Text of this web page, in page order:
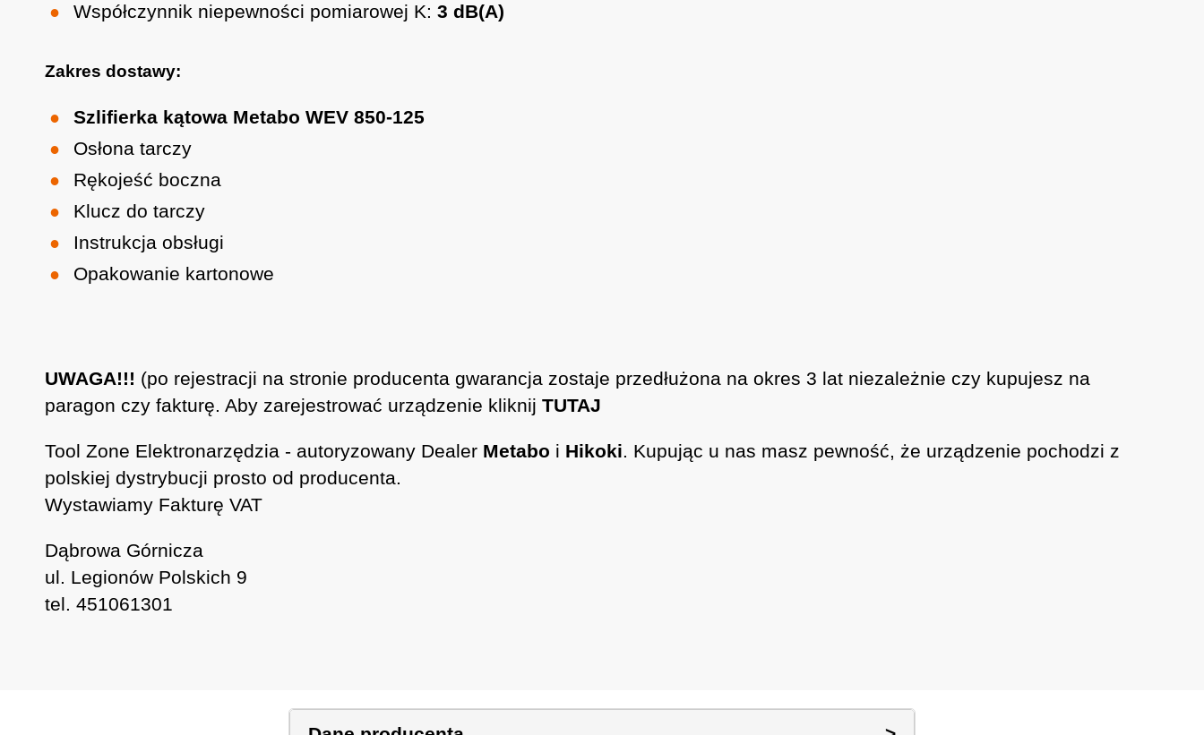
Współczynnik niepewności pomiarowej K: 3 dB(A)
Zakres dostawy:
Szlifierka kątowa Metabo WEV 850-125
Osłona tarczy
Rękojeść boczna
Klucz do tarczy
Instrukcja obsługi
Opakowanie kartonowe
UWAGA!!! (po rejestracji na stronie producenta gwarancja zostaje przedłużona na okres 3 lat niezależnie czy kupujesz na
paragon czy fakturę. Aby zarejestrować urządzenie kliknij TUTAJ
Tool Zone Elektronarzędzia - autoryzowany Dealer Metabo i Hikoki. Kupując u nas masz pewność, że urządzenie pochodzi z
polskiej dystrybucji prosto od producenta.
Wystawiamy Fakturę VAT
Dąbrowa Górnicza
ul. Legionów Polskich 9
tel. 451061301